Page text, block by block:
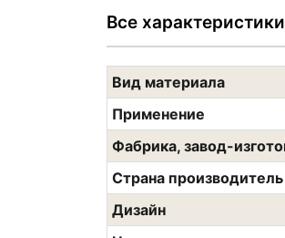
Все характеристики
Вид материала
Применение
Фабрика, завод-
Страна производитель
Дизайн